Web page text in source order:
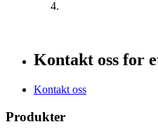
Kontakt oss for
Kontakt oss
Produkter